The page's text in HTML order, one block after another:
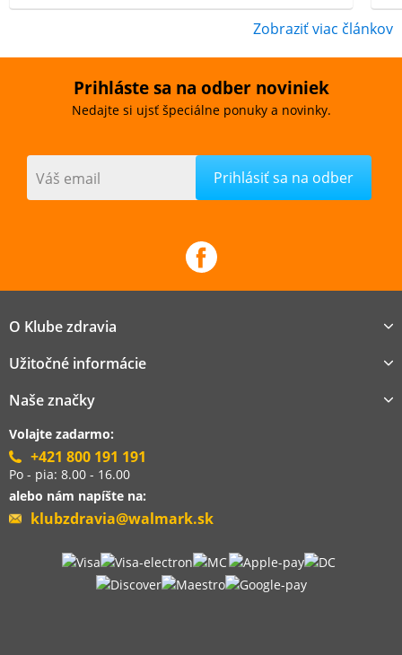
Zobraziť viac článkov
Prihláste sa na odber noviniek
Nedajte si ujsť špeciálne ponuky a novinky.
Váš email
O Klube zdravia
Užitočné informácie
Naše značky
Volajte zadarmo:
+421 800 191 191
Po - pia: 8.00 - 16.00
alebo nám napíšte na:
klubzdravia@walmark.sk